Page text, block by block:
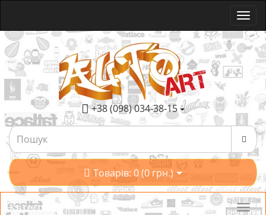
+38 (098) 034-38-15
Товарів: 0 (0 грн.)
Категорії